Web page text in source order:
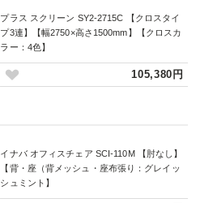
プラス スクリーン SY2-2715C 【クロスタイ
プ3連】【幅2750×高さ1500mm】【クロスカ
ラー：4色】
105,380円
イナバ オフィスチェア SCI-110M 【肘なし】
【背・座（背メッシュ・座布張り：グレイッ
シュミント】